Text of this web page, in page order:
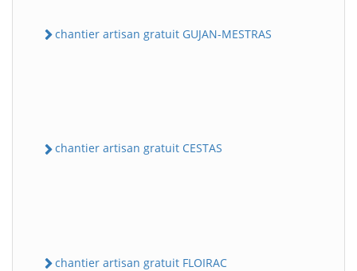
chantier artisan gratuit GUJAN-MESTRAS
chantier artisan gratuit CESTAS
chantier artisan gratuit FLOIRAC